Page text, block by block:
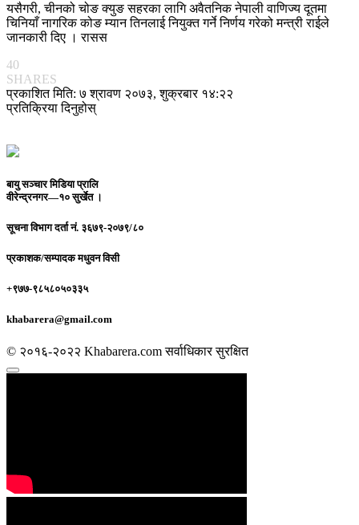
यसैगरी, चीनको चोङ क्युङ सहरका लागि अवैतनिक नेपाली वाणिज्य दूतमा
चिनियाँ नागरिक कोङ म्यान तिनलाई नियुक्त गर्ने निर्णय गरेको मन्त्री राईले
जानकारी दिए । रासस
40
SHARES
प्रकाशित मिति: ७ श्रावण २०७३, शुक्रबार १४:२२
प्रतिक्रिया दिनुहोस्
बायु सञ्चार मिडिया प्रालि
वीरेन्द्रनगर—१० सुर्खेत ।
सूचना विभाग दर्ता नं. ३६७९-२०७९/८०
प्रकाशक/सम्पादकमधुवन विसी
+९७७-९८५८०५०३३५
khabarera@gmail.com
© २०१६-२०२२ Khabarera.com सर्वाधिकार सुरक्षित